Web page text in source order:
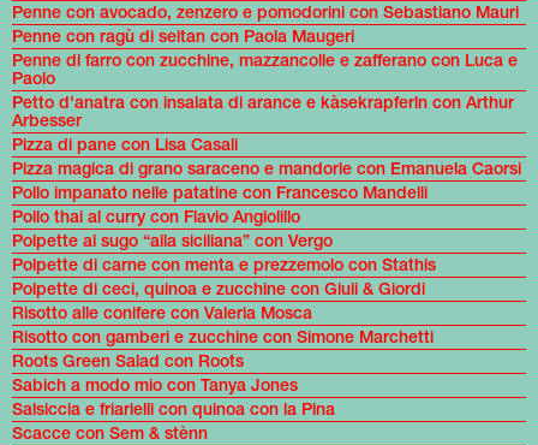
Penne con avocado, zenzero e pomodorini con Sebastiano Mauri
Penne con ragù di seitan con Paola Maugeri
Penne di farro con zucchine, mazzancolle e zafferano con Luca e
Paolo
Petto d'anatra con insalata di arance e kàsekrapferln con Arthur
Arbesser
Pizza di pane con Lisa Casali
Pizza magica di grano saraceno e mandorle con Emanuela Caorsi
Pollo impanato nelle patatine con Francesco Mandelli
Pollo thai al curry con Flavio Angiolillo
Polpette al sugo “alla siciliana” con Vergo
Polpette di carne con menta e prezzemolo con Stathis
Polpette di ceci, quinoa e zucchine con Giuli & Giordi
Risotto alle conifere con Valeria Mosca
Risotto con gamberi e zucchine con Simone Marchetti
Roots Green Salad con Roots
Sabich a modo mio con Tanya Jones
Salsiccia e friarielli con quinoa con la Pina
Scacce con Sem & stènn